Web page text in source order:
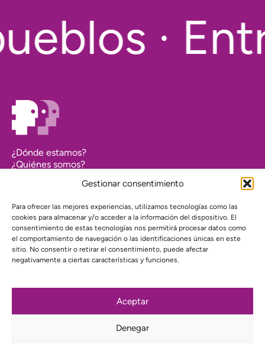
Gestionar consentimiento
Para ofrecer las mejores experiencias, utilizamos tecnologías como las
cookies para almacenar y/o acceder a la información del dispositivo. El
consentimiento de estas tecnologías nos permitirá procesar datos como
el comportamiento de navegación o las identificaciones únicas en este
sitio. No consentir o retirar el consentimiento, puede afectar
negativamente a ciertas características y funciones.
Aceptar
Denegar
·
¿Dónde estamos?
¿Quiénes somos?
Transparencia
Política de cookies (UE)
Política de privacidad